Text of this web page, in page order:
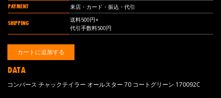
PAYMENT 来店・カード・振込・代引
SHIPPING
送料500円+
代引手数料500円
DATA
コンバース チャックテイラー オールスター 70 コートグリーン 170092C